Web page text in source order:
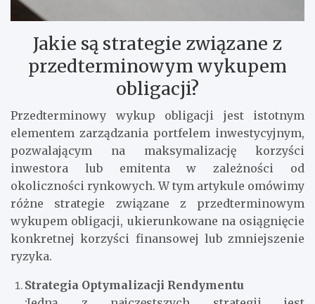
Jakie są strategie związane z
przedterminowym wykupem
obligacji?
Przedterminowy wykup obligacji jest istotnym
elementem zarządzania portfelem inwestycyjnym,
pozwalającym na maksymalizację korzyści
inwestora lub emitenta w zależności od
okoliczności rynkowych. W tym artykule omówimy
różne strategie związane z przedterminowym
wykupem obligacji, ukierunkowane na osiągnięcie
konkretnej korzyści finansowej lub zmniejszenie
ryzyka.
Strategia Optymalizacji Rendymentu